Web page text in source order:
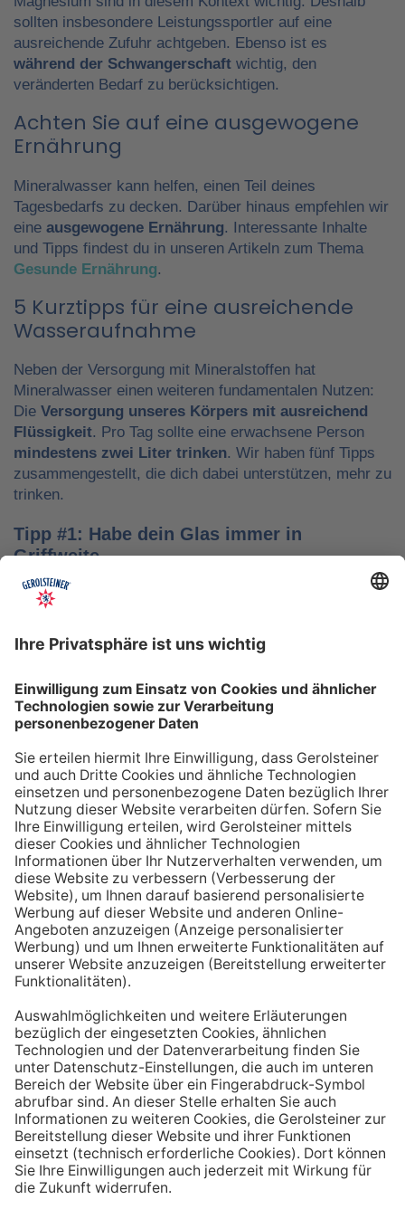
sollten insbesondere Leistungssportler auf eine
ausreichende Zufuhr achtgeben. Ebenso ist es
während der Schwangerschaft wichtig, den
veränderten Bedarf zu berücksichtigen.
Achten Sie auf eine ausgewogene
Ernährung
Mineralwasser kann helfen, einen Teil deines
Tagesbedarfs zu decken. Darüber hinaus empfehlen wir
eine ausgewogene Ernährung. Interessante Inhalte
und Tipps findest du in unseren Artikeln zum Thema
Gesunde Ernährung.
5 Kurztipps für eine ausreichende
Wasseraufnahme
Neben der Versorgung mit Mineralstoffen hat
Mineralwasser einen weiteren fundamentalen Nutzen:
Die Versorgung unseres Körpers mit ausreichend
Flüssigkeit. Pro Tag sollte eine erwachsene Person
mindestens zwei Liter trinken. Wir haben fünf Tipps
zusammengestellt, die dich dabei unterstützen, mehr zu
trinken.
Tipp #1: Habe dein Glas immer in
Griffweite
Ob bei der Arbeit oder während der Freizeit: Wasser
nicht vergisst. Denke daran, auch unterwegs immer
etwas Wasser dabei zu haben. Kleine PET-Flaschen mit
hinnehmen.
Tipp #2: Trinke direkt nach dem Aufstehen
Über Nacht verliert dein Körper Flüssigkeit. Um gut in
den Tag zu starten, solltest du deshalb direkt nach dem
Aufstehen ein großes Glas Wasser trinken. Stelle dir
zum Beispiel eine Flasche Mineralwasser direkt ans
Bett, damit du dieses kleine Morgenritual sofort
durchführen kannst.
Tipp #3: Vor und während jeder Mahlzeit
ein Glas Wasser trinken
Dadurch verknüpfst du das Trinken mit einem Ereignis.
einer Mahlzeit trinken, unterstützt du außerdem die
Produktion von Verdauungssäften. Zusätzlich fördert
das Trinken während des Essens das Sättigungsgefühl.
Tipp #4: Peppe dein Wasser auf
Wenn dir der Geschmack von purem Mineralwasser
nicht reichen sollte, dann kannst du deine Getränke mit
einfachen Mitteln verfeinern. Mische dir einfach